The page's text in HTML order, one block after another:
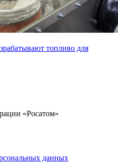
топливо для
«Росатом»
данных